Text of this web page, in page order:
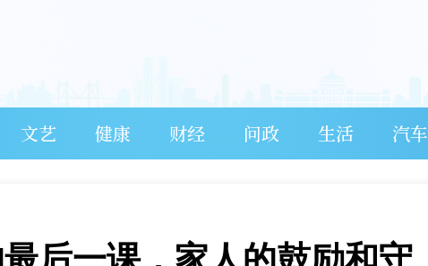
文艺 健康 财经 问政 生活 汽车